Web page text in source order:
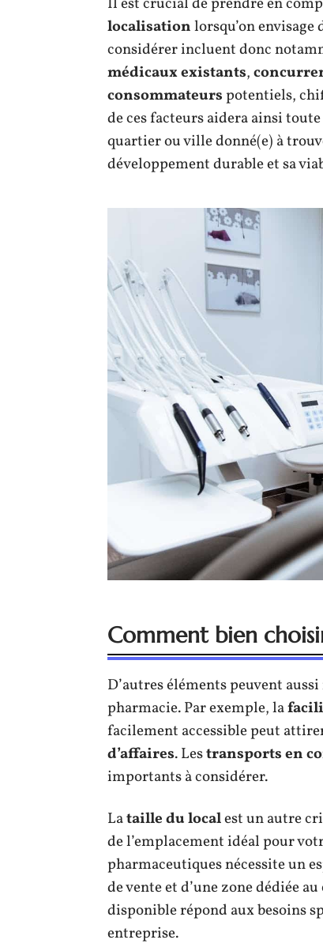
localisationlorsqu’on
considérer incluent donc
médicaux existants,
consommateurspotentiels,
de ces facteurs aidera ainsi
quartier ou ville donné(e) à
développement durable et sa
Comment bien
D’autres éléments peuvent
pharmacie. Par exemple, la
facilement accessible peut
d’affaires. Lestransports en
importants à considérer.
Lataille du localest un autre
de l’emplacement idéal pour
pharmaceutiques nécessite un
de vente et d’une zone dédiée
disponible répond aux besoins
entreprise.